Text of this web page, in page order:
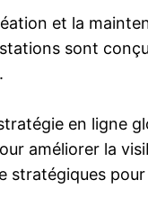
et la
sont
en ligne
améliorer la
stratégiques